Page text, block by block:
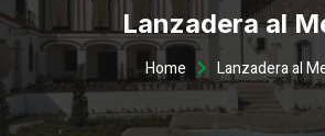
Lanzadera al
Home Lanzadera al